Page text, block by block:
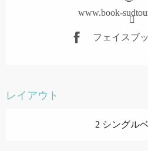
www.book-
フェイスブ
レイアウト
2 シングル